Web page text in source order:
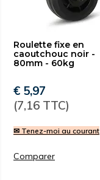
Roulette fixe en
caoutchouc noir -
80mm - 60kg
€ 5,97
(7,16 TTC)
✉ Tenez-moi au courant
Comparer